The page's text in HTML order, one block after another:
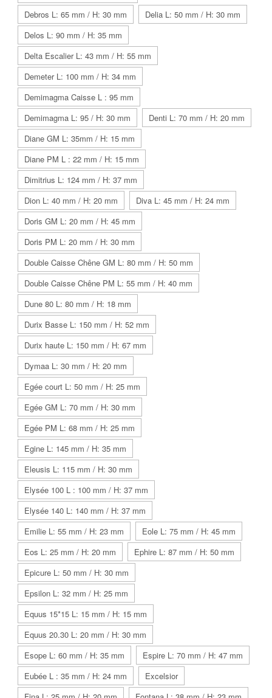
Debros L: 65 mm / H: 30 mm
Delia L: 50 mm / H: 30 mm
Delos L: 90 mm / H: 35 mm
Delta Escalier L: 43 mm / H: 55 mm
Demeter L: 100 mm / H: 34 mm
Demimagma Caisse L : 95 mm
Demimagma L: 95 / H: 30 mm
Denti L: 70 mm / H: 20 mm
Diane GM L: 35mm / H: 15 mm
Diane PM L : 22 mm / H: 15 mm
Dimitrius L: 124 mm / H: 37 mm
Dion L: 40 mm / H: 20 mm
Diva L: 45 mm / H: 24 mm
Doris GM L: 20 mm / H: 45 mm
Doris PM L: 20 mm / H: 30 mm
Double Caisse Chêne GM L: 80 mm / H: 50 mm
Double Caisse Chêne PM L: 55 mm / H: 40 mm
Dune 80 L: 80 mm / H: 18 mm
Durix Basse L: 150 mm / H: 52 mm
Durix haute L: 150 mm / H: 67 mm
Dymaa L: 30 mm / H: 20 mm
Egée court L: 50 mm / H: 25 mm
Egée GM L: 70 mm / H: 30 mm
Egée PM L: 68 mm / H: 25 mm
Egine L: 145 mm / H: 35 mm
Eleusis L: 115 mm / H: 30 mm
Elysée 100 L : 100 mm / H: 37 mm
Elysée 140 L: 140 mm / H: 37 mm
Emilie L: 55 mm / H: 23 mm
Eole L: 75 mm / H: 45 mm
Eos L: 25 mm / H: 20 mm
Ephire L: 87 mm / H: 50 mm
Epicure L: 50 mm / H: 30 mm
Epsilon L: 32 mm / H: 25 mm
Equus 15*15 L: 15 mm / H: 15 mm
Equus 20.30 L: 20 mm / H: 30 mm
Esope L: 60 mm / H: 35 mm
Espire L: 70 mm / H: 47 mm
Eubée L : 35 mm / H: 24 mm
Excelsior